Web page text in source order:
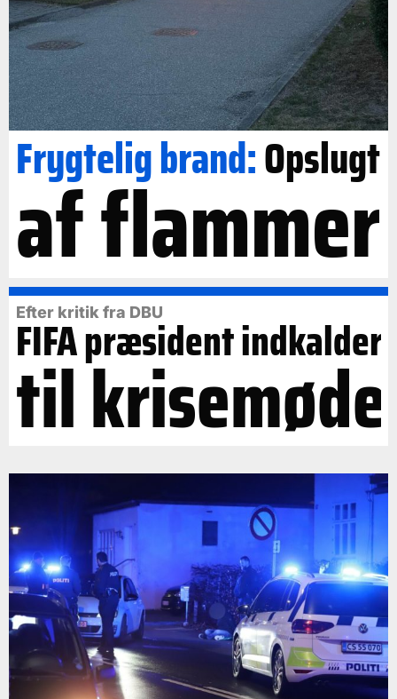
Frygtelig brand:Opslugt
af flammer
Efter kritik fra DBU
FIFA præsident indkalder
til krisemøde